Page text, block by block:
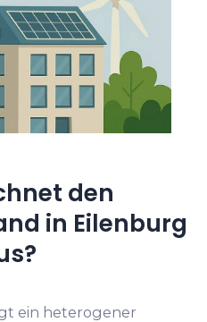
den
in Eilenburg
ein heterogener